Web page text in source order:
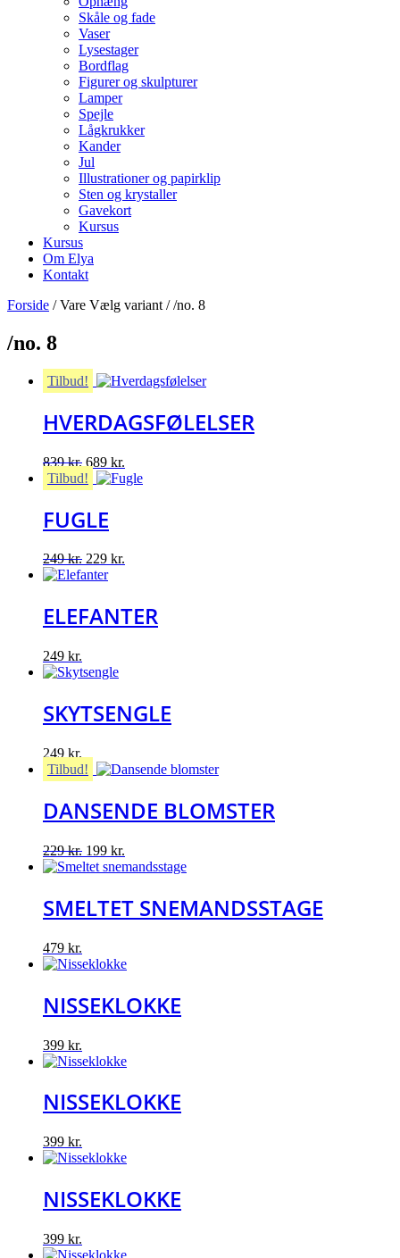
Skåle og fade
Vaser
Lysestager
Bordflag
Figurer og skulpturer
Lamper
Spejle
Lågkrukker
Kander
Jul
Illustrationer og papirklip
Sten og krystaller
Gavekort
Kursus
Kursus
Om Elya
Kontakt
Forside / Vare Vælg variant / /no. 8
/no. 8
Tilbud!
HVERDAGSFØLELSER
839kr. Original
price
was:
839 kr..
689 kr.
price
Tilbud!
FUGLE
249kr. Original
price
249 kr..
229 kr.
229 kr..
ELEFANTER
249 kr.
SKYTSENGLE
249 kr.
Tilbud!
DANSENDE BLOMSTER
229kr. Original
price
229 kr..
199 kr.
price
199 kr..
SMELTET SNEMANDSSTAGE
479 kr.
NISSEKLOKKE
399 kr.
NISSEKLOKKE
399 kr.
NISSEKLOKKE
399 kr.